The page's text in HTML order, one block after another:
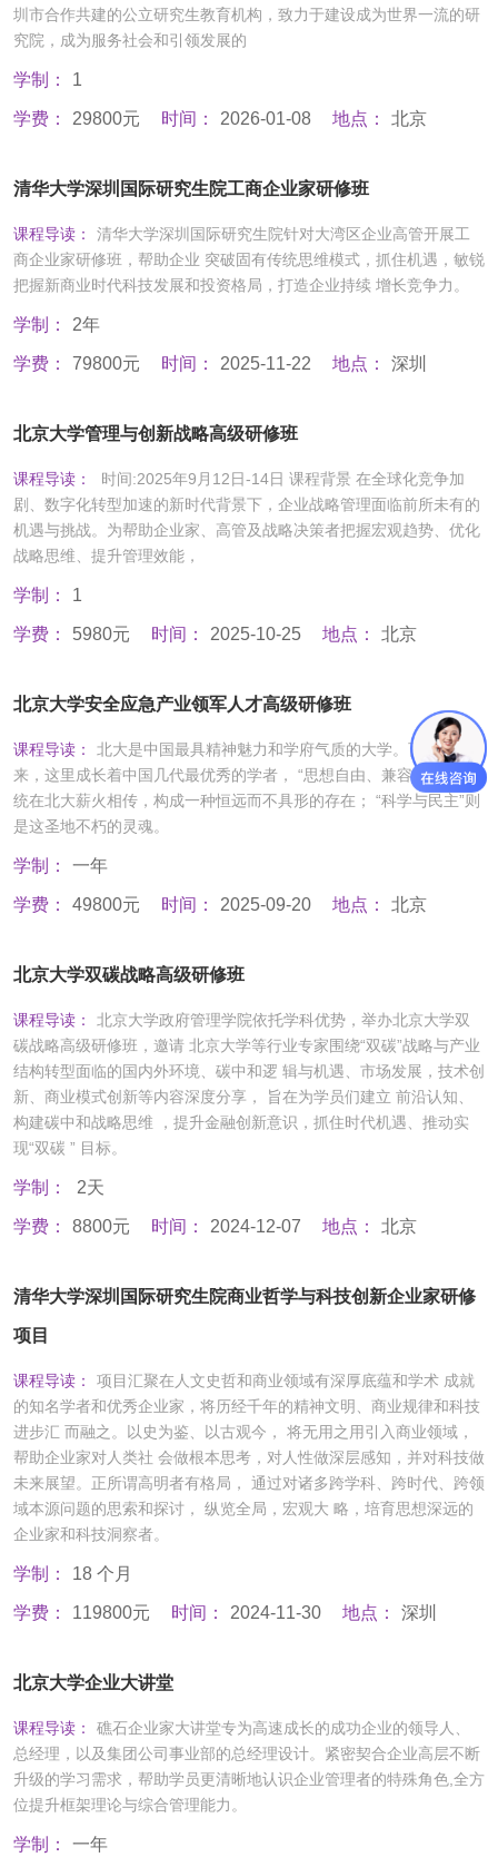
圳市合作共建的公立研究生教育机构，致力于建设成为世界一流的研
究院，成为服务社会和引领发展的
学制： 1
学费： 29800元 时间： 2026-01-08 地点： 北京
清华大学深圳国际研究生院工商企业家研修班
课程导读：
清华大学深圳国际研究生院针对大湾区企业高管开展工
商企业家研修班，帮助企业 突破固有传统思维模式，抓住机遇，敏锐
把握新商业时代科技发展和投资格局，打造企业持续 增长竞争力。
学制： 2年
学费： 79800元 时间： 2025-11-22 地点： 深圳
北京大学管理与创新战略高级研修班
课程导读：
时间:2025年9月12日-14日 课程背景 在全球化竞争加
剧、数字化转型加速的新时代背景下，企业战略管理面临前所未有的
机遇与挑战。为帮助企业家、高管及战略决策者把握宏观趋势、优化
战略思维、提升管理效能，
学制： 1
学费： 5980元 时间： 2025-10-25 地点： 北京
北京大学安全应急产业领军人才高级研修班
课程导读：
北大是中国最具精神魅力和学府气质的大学。百余年
来，这里成长着中国几代最优秀的学者， “思想自由、兼容 并包”的传
统在北大薪火相传，构成一种恒远而不具形的存在； “科学与民主”则
是这圣地不朽的灵魂。
学制： 一年
学费： 49800元 时间： 2025-09-20 地点： 北京
北京大学双碳战略高级研修班
课程导读：
北京大学政府管理学院依托学科优势，举办北京大学双
碳战略高级研修班，邀请 北京大学等行业专家围绕“双碳”战略与产业
结构转型面临的国内外环境、碳中和逻 辑与机遇、市场发展，技术创
新、商业模式创新等内容深度分享， 旨在为学员们建立 前沿认知、
构建碳中和战略思维 ，提升金融创新意识，抓住时代机遇、推动实
现“双碳 ” 目标。
学制： 2天
学费： 8800元 时间： 2024-12-07 地点： 北京
清华大学深圳国际研究生院商业哲学与科技创新企业家研修
项目
课程导读：
项目汇聚在人文史哲和商业领域有深厚底蕴和学术 成就
的知名学者和优秀企业家，将历经千年的精神文明、商业规律和科技
进步汇 而融之。以史为鉴、以古观今， 将无用之用引入商业领域，
帮助企业家对人类社 会做根本思考，对人性做深层感知，并对科技做
未来展望。正所谓高明者有格局， 通过对诸多跨学科、跨时代、跨领
域本源问题的思索和探讨， 纵览全局，宏观大 略，培育思想深远的
企业家和科技洞察者。
学制： 18 个月
学费： 119800元 时间： 2024-11-30 地点： 深圳
北京大学企业大讲堂
课程导读：
礁石企业家大讲堂专为高速成长的成功企业的领导人、
总经理，以及集团公司事业部的总经理设计。紧密契合企业高层不断
升级的学习需求，帮助学员更清晰地认识企业管理者的特殊角色,全方
位提升框架理论与综合管理能力。
学制： 一年